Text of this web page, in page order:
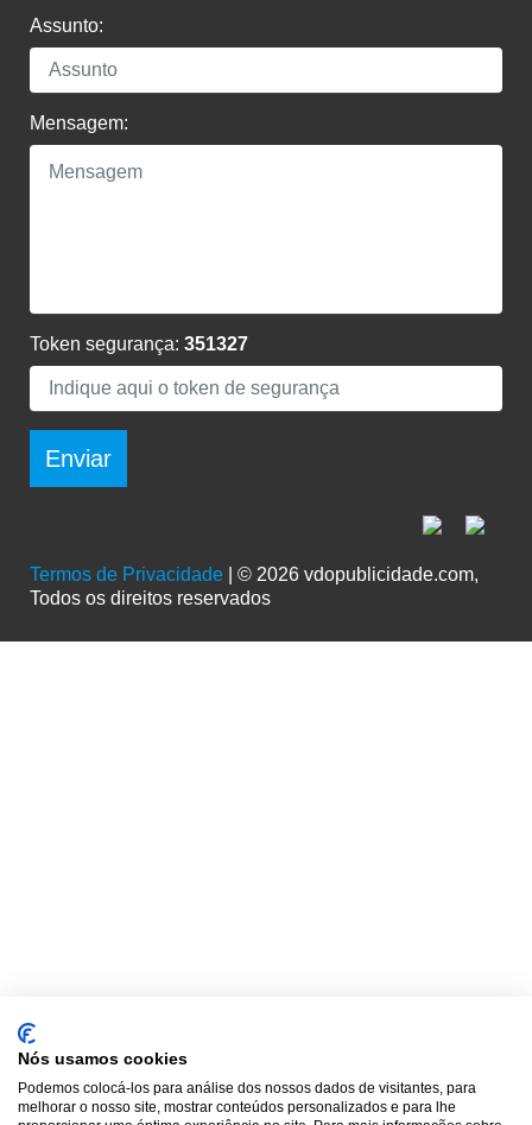
Assunto:
Mensagem:
Token segurança: 351327
Enviar
Termos de Privacidade | © 2026 vdopublicidade.com,
Todos os direitos reservados
Nós usamos cookies
Podemos colocá-los para análise dos nossos dados de visitantes, para
melhorar o nosso site, mostrar conteúdos personalizados e para lhe